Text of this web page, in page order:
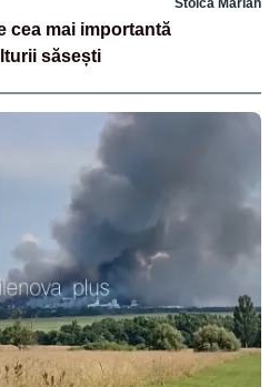
Stoica Marian
cea mai importantă
săsești